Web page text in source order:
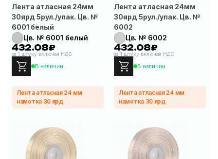
Лента атласная 24мм
30ярд 5рул./упак. Цв. №
6001 белый
Цв. № 6001 белый
432.08₽
за 1 штуку включая НДС
В наличии
Лента атласная 24мм
30ярд 5рул./упак. Цв. №
6002
Цв. № 6002
432.08₽
за 1 штуку включая НДС
В наличии
Лента атласная 24 мм
намотка 30 ярд
Лента атласная 24 мм
намотка 30 ярд